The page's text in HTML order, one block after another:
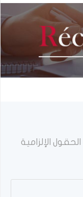
الحقول الإلزامية